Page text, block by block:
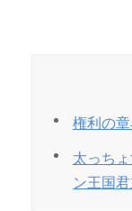
権利の
太っち
ン王国君